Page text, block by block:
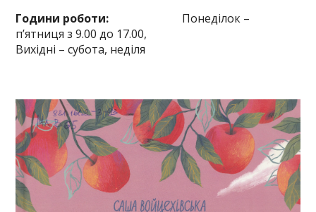
Години роботи: Понеділок –
п’ятниця з 9.00 до 17.00,
Вихідні – субота, неділя